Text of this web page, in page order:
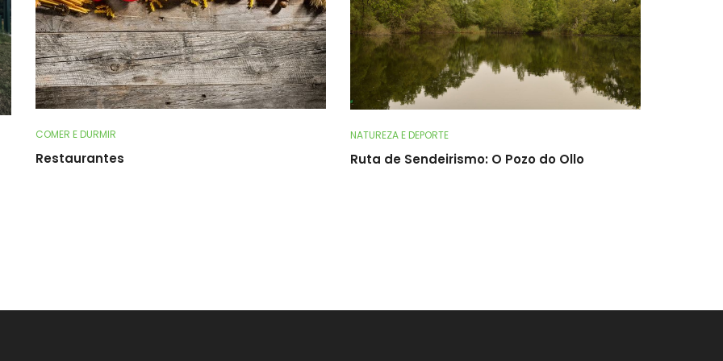
COMER E DURMIR
Restaurantes
NATUREZA E DEPORTE
Ruta de Sendeirismo: O Pozo do Ollo